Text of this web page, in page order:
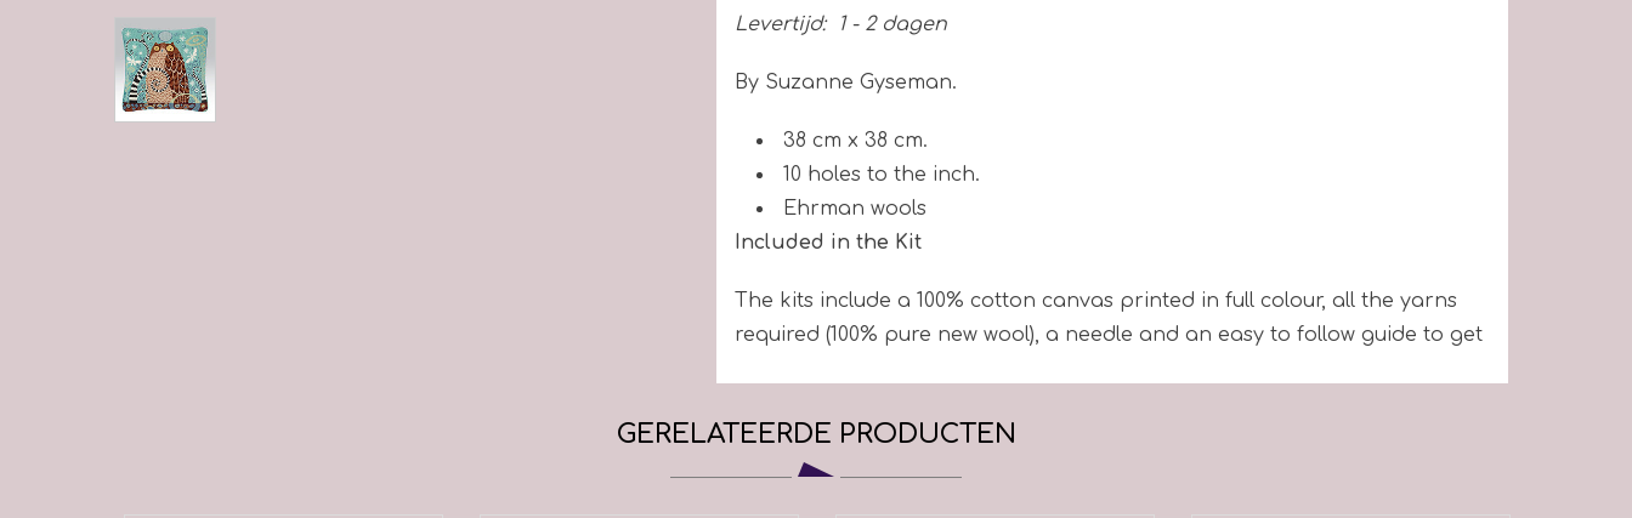
Levertijd: 1 - 2 dagen
By Suzanne Gyseman.
38 cm x 38 cm.
10 holes to the inch.
Ehrman wools
Included in the Kit
The kits include a 100% cotton canvas printed in full colour, all the yarns
required (100% pure new wool), a needle and an easy to follow guide to get
GERELATEERDE PRODUCTEN